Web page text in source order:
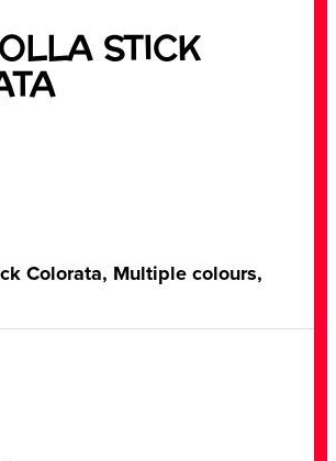
STICK
Colorata, Multiple colours,